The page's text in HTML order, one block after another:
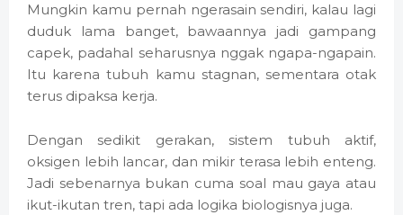
Mungkin kamu pernah ngerasain sendiri, kalau lagi
duduk lama banget, bawaannya jadi gampang
capek, padahal seharusnya nggak ngapa-ngapain.
Itu karena tubuh kamu stagnan, sementara otak
terus dipaksa kerja.
Dengan sedikit gerakan, sistem tubuh aktif,
oksigen lebih lancar, dan mikir terasa lebih enteng.
Jadi sebenarnya bukan cuma soal mau gaya atau
ikut-ikutan tren, tapi ada logika biologisnya juga.